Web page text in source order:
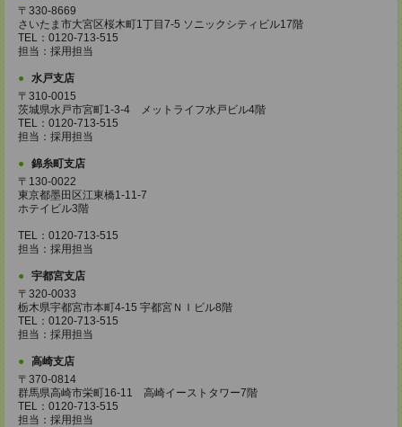
〒330-8669
さいたま市大宮区桜木町1丁目7-5 ソニックシティビル17階
TEL：0120-713-515
担当：採用担当
水戸支店
〒310-0015
茨城県水戸市宮町1-3-4 メットライフ水戸ビル4階
TEL：0120-713-515
担当：採用担当
錦糸町支店
〒130-0022
東京都墨田区江東橋1-11-7
ホテイビル3階
TEL：0120-713-515
担当：採用担当
宇都宮支店
〒320-0033
栃木県宇都宮市本町4-15 宇都宮ＮＩビル8階
TEL：0120-713-515
担当：採用担当
高崎支店
〒370-0814
群馬県高崎市栄町16-11 高崎イーストタワー7階
TEL：0120-713-515
担当：採用担当